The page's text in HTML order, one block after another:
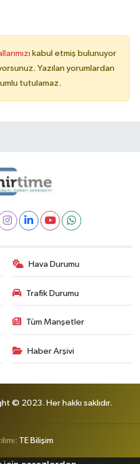
kabul etmiş bulunuyor
Yazılan yorumlardan
tutulamaz.
Hava Durumu
Trafik Durumu
Tüm Manşetler
Haber Arşivi
© 2023. Her hakkı saklıdır.
TE Bilişim